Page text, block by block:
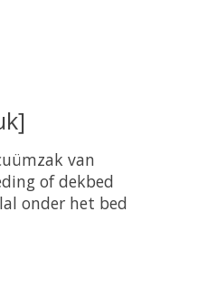
van
of dekbed
onder het bed